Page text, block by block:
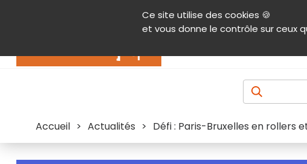
Ce site utilise des cookies 🍪
et vous donne le contrôle sur ceux
Contenu Aide et accessibilité Menu principal
Accueil > Actualités > Défi : Paris-Bruxelles en rollers